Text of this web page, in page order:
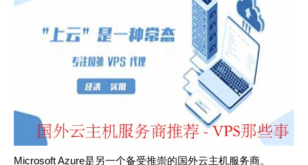
Microsoft Azure是另一个备受推崇的国外云主机服务商。